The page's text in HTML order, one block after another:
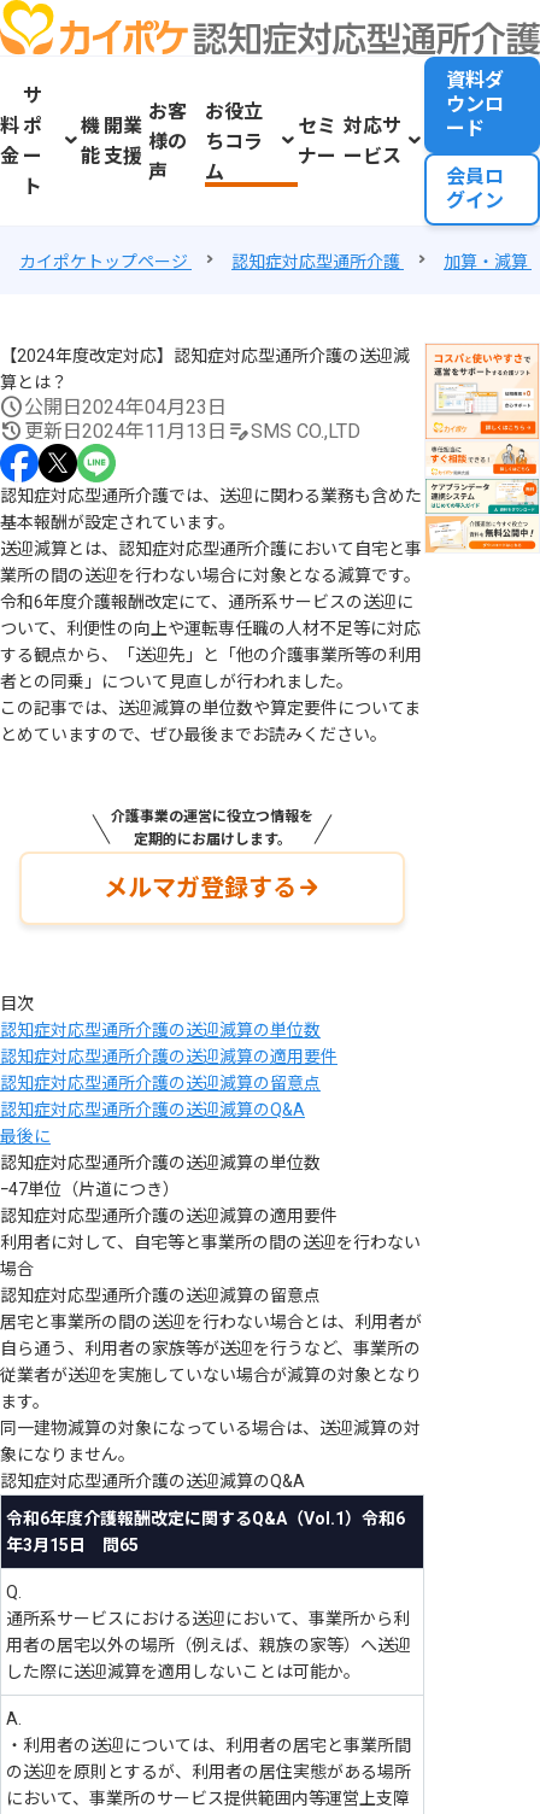
料
金
サ
ポ
ー
ト
機
能
開業
支援
お客
様の
声
お役立
ちコラ
ム
セミ
ナー
対応サ
ービス
資料ダ
ウンロ
ード
会員ロ
グイン
カイポケトップページ 認知症対応型通所介護 加算・減算
【2024年度改定対応】認知症対応型通所介護の送迎減
算とは？
公開日 2024年04月23日
更新日 2024年11月13日 SMS CO.,LTD
認知症対応型通所介護では、送迎に関わる業務も含めた
基本報酬が設定されています。
送迎減算とは、認知症対応型通所介護において自宅と事
業所の間の送迎を行わない場合に対象となる減算です。
令和6年度介護報酬改定にて、通所系サービスの送迎に
ついて、利便性の向上や運転専任職の人材不足等に対応
する観点から、「送迎先」と「他の介護事業所等の利用
者との同乗」について見直しが行われました。
この記事では、送迎減算の単位数や算定要件についてま
とめていますので、ぜひ最後までお読みください。
介護事業の運営に役立つ情報を
定期的にお届けします。
メルマガ登録する
目次
認知症対応型通所介護の送迎減算の単位数
認知症対応型通所介護の送迎減算の適用要件
認知症対応型通所介護の送迎減算の留意点
認知症対応型通所介護の送迎減算のQ&A
最後に
認知症対応型通所介護の送迎減算の単位数
ｰ47単位（片道につき）
認知症対応型通所介護の送迎減算の適用要件
利用者に対して、自宅等と事業所の間の送迎を行わない
場合
認知症対応型通所介護の送迎減算の留意点
居宅と事業所の間の送迎を行わない場合とは、利用者が
自ら通う、利用者の家族等が送迎を行うなど、事業所の
従業者が送迎を実施していない場合が減算の対象となり
ます。
同一建物減算の対象になっている場合は、送迎減算の対
象になりません。
認知症対応型通所介護の送迎減算のQ&A
令和6年度介護報酬改定に関するQ&A（Vol.1）令和6
年3月15日 問65
Q.
通所系サービスにおける送迎において、事業所から利
用者の居宅以外の場所（例えば、親族の家等）へ送迎
した際に送迎減算を適用しないことは可能か。
A.
・利用者の送迎については、利用者の居宅と事業所間
の送迎を原則とするが、利用者の居住実態がある場所
において、事業所のサービス提供範囲内等運営上支障